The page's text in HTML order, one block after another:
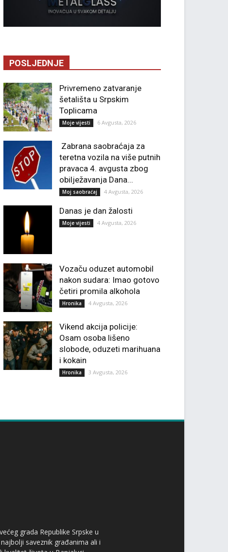
POSLJEDNJE
Privremeno zatvaranje
šetališta u Srpskim
Toplicama
Moje vijesti 6 Avgusta, 2026
Zabrana saobraćaja za
teretna vozila na više putnih
pravaca 4. avgusta zbog
obilježavanja Dana...
Moj saobraćaj 4 Avgusta, 2026
Danas je dan žalosti
Moje vijesti 4 Avgusta, 2026
Vozaču oduzet automobil
nakon sudara: Imao gotovo
četiri promila alkohola
Hronika 4 Avgusta, 2026
Vikend akcija policije:
Osam osoba lišeno
slobode, oduzeti marihuana
i kokain
Hronika 3 Avgusta, 2026
grada Republike Srpske u
saveznik građanima ali i